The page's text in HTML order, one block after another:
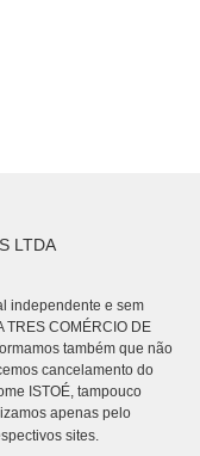
LTDA
independente e sem
COMÉRCIO DE
também que não
cancelamento do
ISTOÉ, tampouco
apenas pelo
sites.